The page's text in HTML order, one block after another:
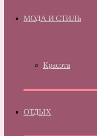
МОДА И СТИЛЬ
Красота
ОТДЫХ